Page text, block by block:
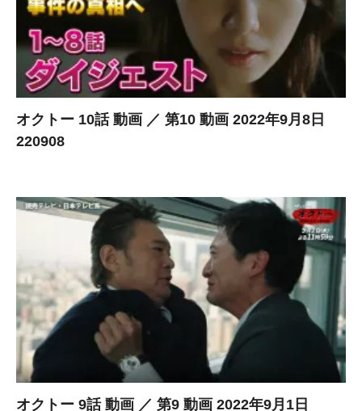
オクトー 10話 動画 ／ 第10 動画 2022年9月8日
220908
オクトー 9話 動画 ／ 第9 動画 2022年9月1日